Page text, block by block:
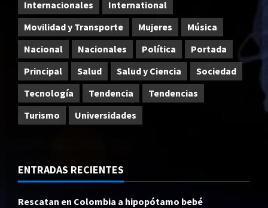
Internacionales
International
Movilidad y Transporte
Mujeres
Música
Nacional
Nacionales Política
Portada
Principal
Salud Salud y Ciencia
Sociedad
Tecnología
Tendencia
Tendencias
Turismo
Universidades
ENTRADAS RECIENTES
Rescatan en Colombia a hipopótamo bebé